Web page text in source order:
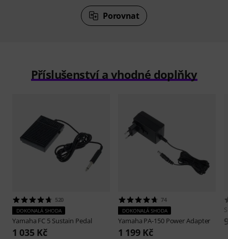
Porovnat
Příslušenství a vhodné doplňky
520
DOKONALÁ SHODA
Yamaha FC 5 Sustain Pedal
1 035 Kč
74
DOKONALÁ SHODA
Yamaha PA-150 Power Adapter
1 199 Kč